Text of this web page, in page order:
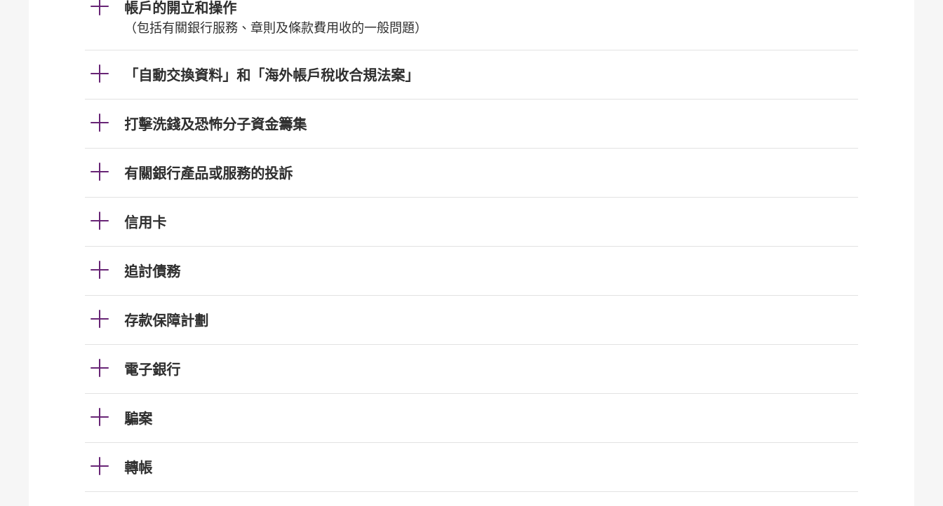
帳戶的開立和操作
（包括有關銀行服務、章則及條款費用收的一般問題）
「自動交換資料」和「海外帳戶稅收合規法案」
打擊洗錢及恐怖分子資金籌集
有關銀行產品或服務的投訴
信用卡
追討債務
存款保障計劃
電子銀行
騙案
轉帳